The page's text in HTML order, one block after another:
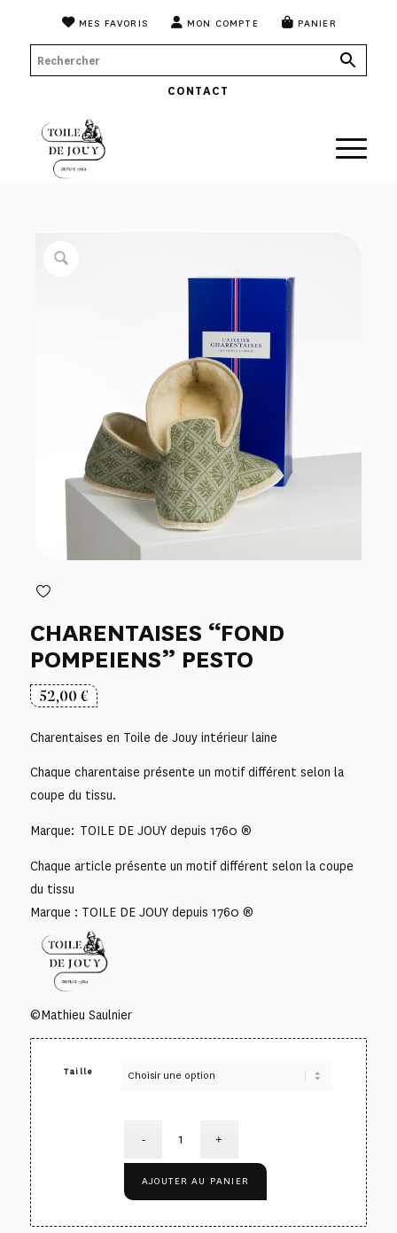
MES FAVORIS MON COMPTE PANIER
CONTACT
CHARENTAISES “FOND
POMPEIENS” PESTO
52,00€
Charentaises en Toile de Jouy intérieur laine
Chaque charentaise présente un motif différent selon la
coupe du tissu.
Marque: TOILE DE JOUY depuis 1760 ®
Chaque article présente un motif différent selon la coupe
du tissu
Marque : TOILE DE JOUY depuis 1760 ®
©Mathieu Saulnier
Taille
AJOUTER AU PANIER